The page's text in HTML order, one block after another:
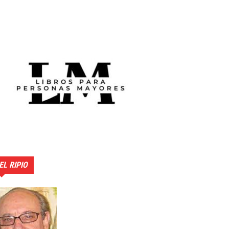
EL RIPIO